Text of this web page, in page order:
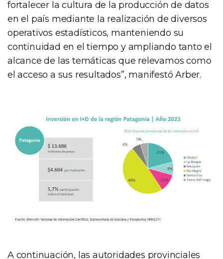
fortalecer la cultura de la producción de datos
en el país mediante la realización de diversos
operativos estadísticos, manteniendo su
continuidad en el tiempo y ampliando tanto el
alcance de las temáticas que relevamos como
el acceso a sus resultados”, manifestó Arber.
A continuación, las autoridades provinciales